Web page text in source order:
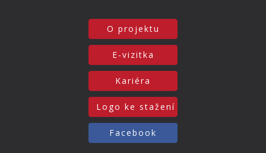
O projektu
E-vizitka
Kariéra
Logo ke stažení
Facebook